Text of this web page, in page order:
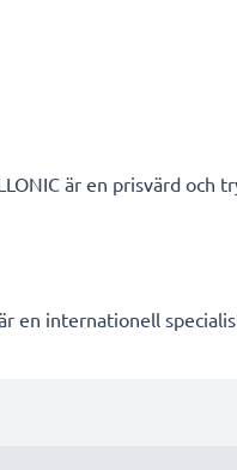
är en prisvärd och
en internationell